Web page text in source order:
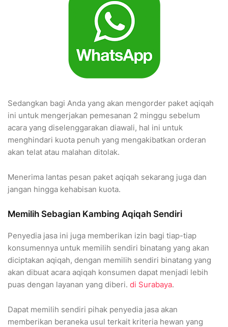
Sedangkan bagi Anda yang akan mengorder paket aqiqah
ini untuk mengerjakan pemesanan 2 minggu sebelum
acara yang diselenggarakan diawali, hal ini untuk
menghindari kuota penuh yang mengakibatkan orderan
akan telat atau malahan ditolak.
Menerima lantas pesan paket aqiqah sekarang juga dan
jangan hingga kehabisan kuota.
Memilih Sebagian Kambing Aqiqah Sendiri
Penyedia jasa ini juga memberikan izin bagi tiap-tiap
konsumennya untuk memilih sendiri binatang yang akan
diciptakan aqiqah, dengan memilih sendiri binatang yang
akan dibuat acara aqiqah konsumen dapat menjadi lebih
puas dengan layanan yang diberi. di Surabaya.
Dapat memilih sendiri pihak penyedia jasa akan
memberikan beraneka usul terkait kriteria hewan yang